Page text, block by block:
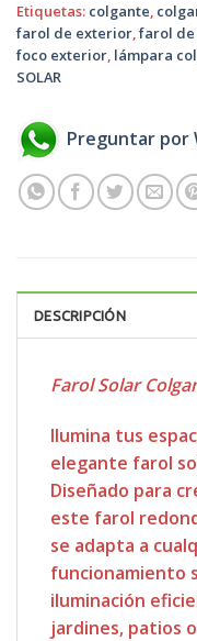
Etiquetas: colgante,
farol de exterior,farol
foco exterior, lámpara
SOLAR
Preguntar por
DESCRIPCIÓN
Farol Solar
Ilumina tus
elegante farol
Diseñado para
este farol
se adapta a
funcionamiento
iluminación
jardines, patios